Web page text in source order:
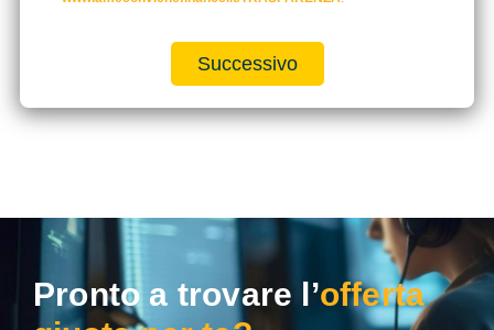
Successivo
Pronto a trovare l’offerta